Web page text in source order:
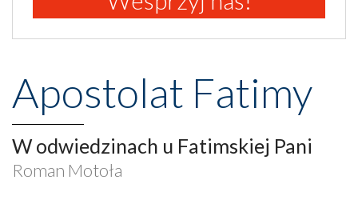
Apostolat Fatimy
W odwiedzinach u Fatimskiej Pani
Roman Motoła